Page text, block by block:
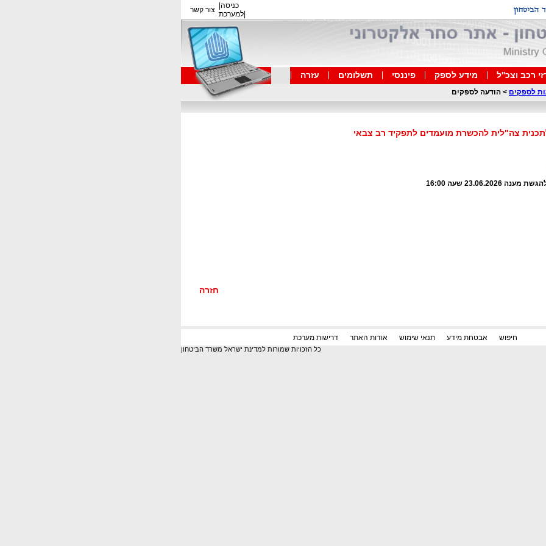
צור קשר
כניסה
למערכת
רכב וצכ''ל מידע לספק פיננסי תשלומים
עזרה
לספקים > הודעה לספקים
‌צה‌"לית‌ להכשרת מ‌ועמ‌דים לתפקי‌ד רב ‌צבאי
23.06.2026 שעה 16:00
חזרה
חיפוש אבטחת מידע תנאי שימוש אודות האתר
כל הזכויות שמורות למדינת ישראל משרד הביטחון